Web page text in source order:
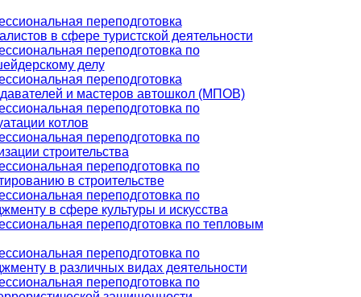
переподготовка
в сфере туристской деятельности
переподготовка по
делу
переподготовка
и мастеров автошкол (МПОВ)
переподготовка по
котлов
переподготовка по
строительства
переподготовка по
в строительстве
переподготовка по
в сфере культуры и искусства
переподготовка по тепловым
переподготовка по
в различных видах деятельности
переподготовка по